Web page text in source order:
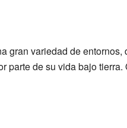
gran variedad de entornos,
parte de su vida bajo tierra.